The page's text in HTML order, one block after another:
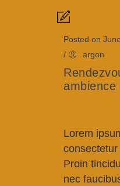
Posted on
/
argon
Lorem
Proin
nec